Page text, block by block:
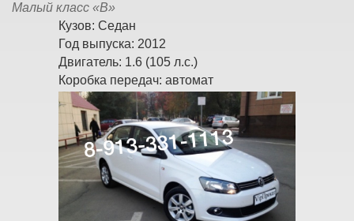
Малый класс «B»
Кузов: Седан
Год выпуска: 2012
Двигатель: 1.6 (105 л.с.)
Коробка передач: автомат